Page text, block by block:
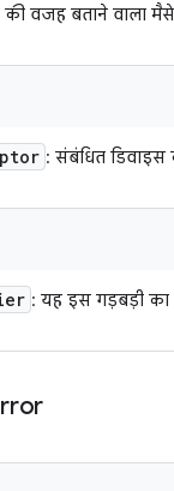
की वजह बताने वाला
: संबंधित डिवाइस
: यह इस गड़बड़ी